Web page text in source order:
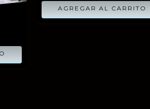
AGREGAR AL CARRITO